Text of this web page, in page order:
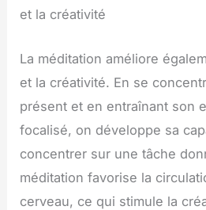
et la créativité
La méditation améliore
et la créativité. En se
présent et en entraînant son
focalisé, on développe sa
concentrer sur une tâche
méditation favorise la
cerveau, ce qui stimule la